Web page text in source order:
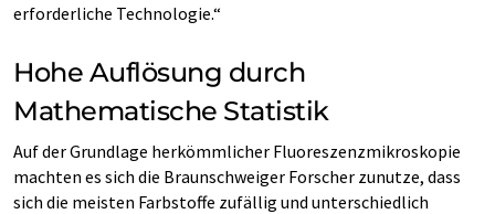
erforderliche Technologie.“
Hohe Auflösung durch
Mathematische Statistik
Auf der Grundlage herkömmlicher Fluoreszenzmikroskopie
machten es sich die Braunschweiger Forscher zunutze, dass
sich die meisten Farbstoffe zufällig und unterschiedlich